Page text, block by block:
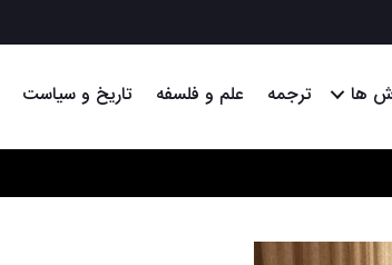
ها ترجمه علم و فلسفه تاریخ و سیاست